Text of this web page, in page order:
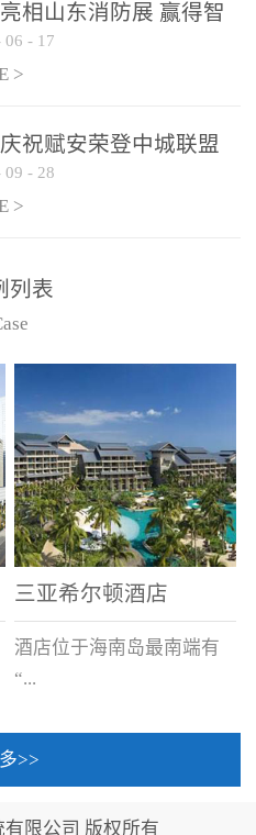
相山东消防展 赢得智
新荣耀
06 - 17
>
祝赋安荣登中城联盟
购战略合作平台
09 - 28
>
列表
三亚希尔顿酒店
酒店位于海南岛最南端有
“...
中国的海岛天堂”之美称的
>>
限公司 版权所有